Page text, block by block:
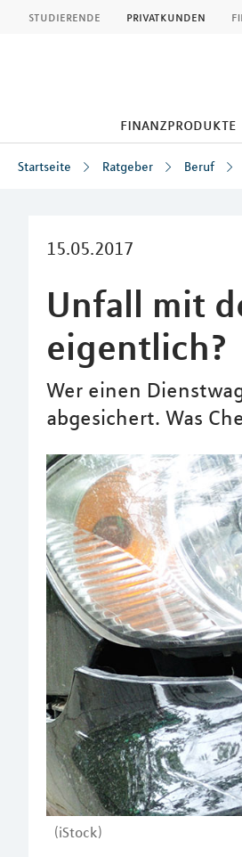
studierende privatkunden
finanzprodukte
Startseite Ratgeber Beruf
15.05.2017
Unfall mit
eigentlich?
Wer einen
abgesichert. Was
(iStock)